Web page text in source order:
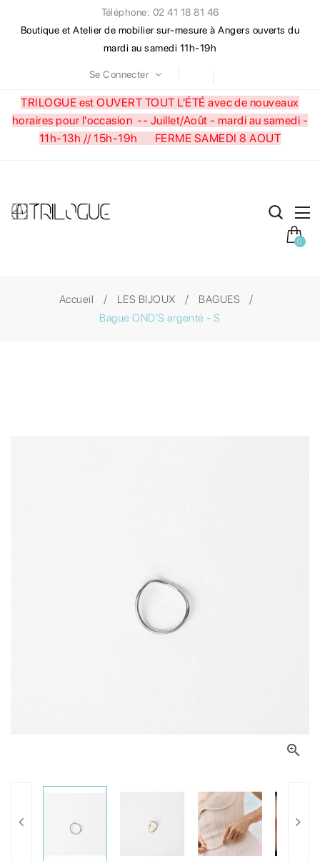
Téléphone: 02 41 18 81 46
Boutique et Atelier de mobilier sur-mesure à Angers ouverts du
mardi au samedi 11h-19h
Se Connecter
TRILOGUE est OUVERT TOUT L'ÉTÉ avec de nouveaux
horaires pour l'occasion -- Juillet/Août - mardi au samedi -
11h-13h // 15h-19h FERME SAMEDI 8 AOUT
0
Accueil LES BIJOUX
BAGUES
Bague OND'S argenté - S
